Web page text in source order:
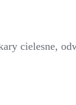
cielesne,